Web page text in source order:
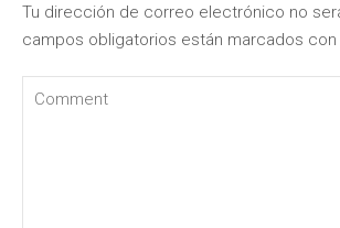
Tu dirección de correo electrónico no
campos obligatorios están marcados con